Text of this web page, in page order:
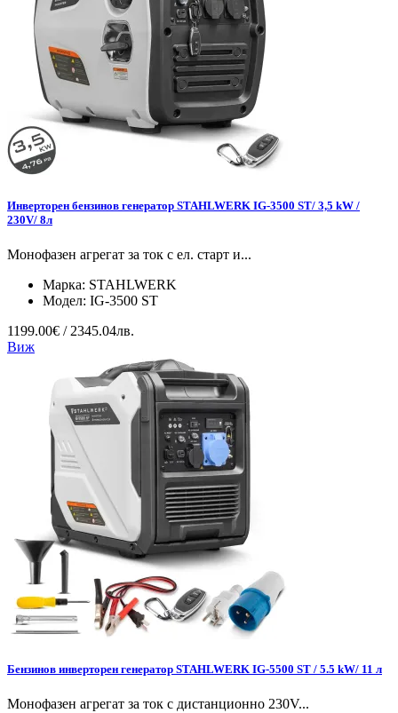
Инверторен бензинов генератор STAHLWERK IG-3500 ST/ 3,5 kW /
230V/ 8л
Монофазен агрегат за ток с ел. старт и...
Марка: STAHLWERK
Модел: IG-3500 ST
1199.00€ / 2345.04лв.
Виж
Бензинов инверторен генератор STAHLWERK IG-5500 ST / 5.5 kW/ 11 л
Монофазен агрегат за ток с дистанционно 230V...